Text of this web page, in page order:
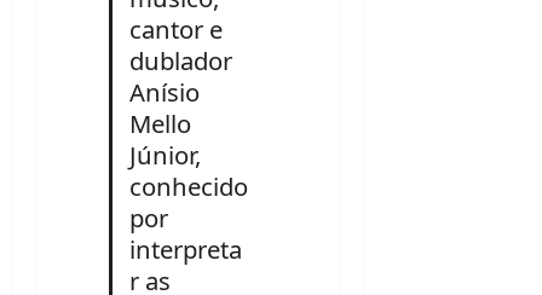
cantor e
dublador
Anísio
Mello
Júnior,
conhecido
por
interpreta
r as